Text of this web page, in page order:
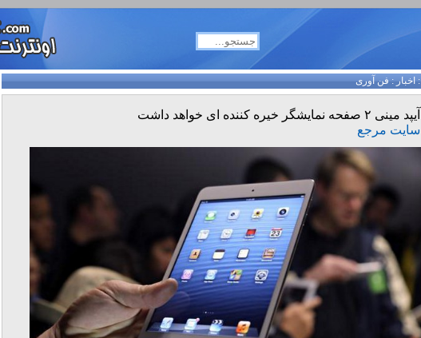
اخبار:فن آوری
آیپد مینی ۲ صفحه نمایشگر خیره کننده ای خواهد داشت
سایت مرجع